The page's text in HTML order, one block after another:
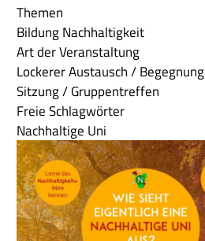
Themen
BildungNachhaltigkeit
Art der Veranstaltung
Lockerer Austausch / Begegnung
Sitzung / Gruppentreffen
Freie Schlagwörter
Nachhaltige Uni